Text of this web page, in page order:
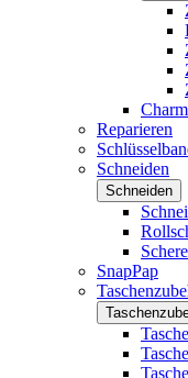
Reparieren
Schneiden
Schneiden
SnapPap